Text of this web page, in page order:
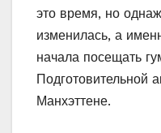
это время, но
изменилась, а
начала посещать
Подготовительной
Манхэттене.